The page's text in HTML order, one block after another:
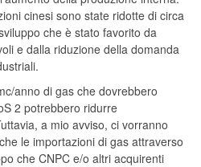
cinesi sono state ridotte di circa
che è stato favorito da
e dalla riduzione della domanda
anno di gas che dovrebbero
2 potrebbero ridurre
a mio avviso, ci vorranno
le importazioni di gas attraverso
che CNPC e/o altri acquirenti